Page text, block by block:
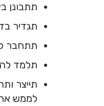
תתבונן
תגדיר
תתחבר
תלמד
תייצר
לממש